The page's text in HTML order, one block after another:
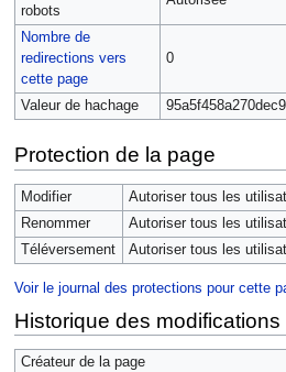
robots
Nombre de
redirections vers
cette page
0
Valeur de hachage
Protection de la page
Modifier
Autoriser tous les
Renommer
Autoriser tous les
Téléversement
Autoriser tous les
Voir le journal des protections pour cette
Historique des modifications
Créateur de la page